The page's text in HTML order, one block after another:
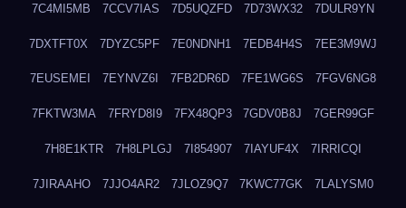
7C4MI5MB 7CCV7IAS 7D5UQZFD 7D73WX32 7DULR9YN
7DXTFT0X 7DYZC5PF 7E0NDNH1 7EDB4H4S 7EE3M9WJ
7EUSEMEI 7EYNVZ6I 7FB2DR6D 7FE1WG6S 7FGV6NG8
7FKTW3MA 7FRYD8I9 7FX48QP3 7GDV0B8J 7GER99GF
7H8E1KTR 7H8LPLGJ 7I854907 7IAYUF4X 7IRRICQI
7JIRAAHO 7JJO4AR2 7JLOZ9Q7 7KWC77GK 7LALYSM0